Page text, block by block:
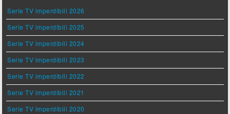
Serie TV imperdibili 2026
Serie TV imperdibili 2025
Serie TV imperdibili 2024
Serie TV imperdibili 2023
Serie TV imperdibili 2022
Serie TV imperdibili 2021
Serie TV imperdibili 2020